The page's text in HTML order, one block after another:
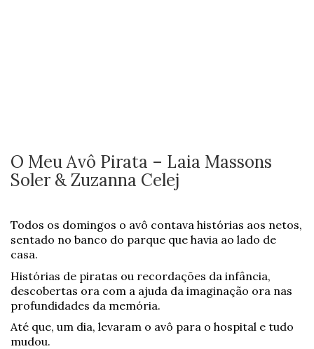
O Meu Avô Pirata – Laia Massons
Soler & Zuzanna Celej
Todos os domingos o avô contava histórias aos netos,
sentado no banco do parque que havia ao lado de
casa.
Histórias de piratas ou recordações da infância,
descobertas ora com a ajuda da imaginação ora nas
profundidades da memória.
Até que, um dia, levaram o avô para o hospital e tudo
mudou.